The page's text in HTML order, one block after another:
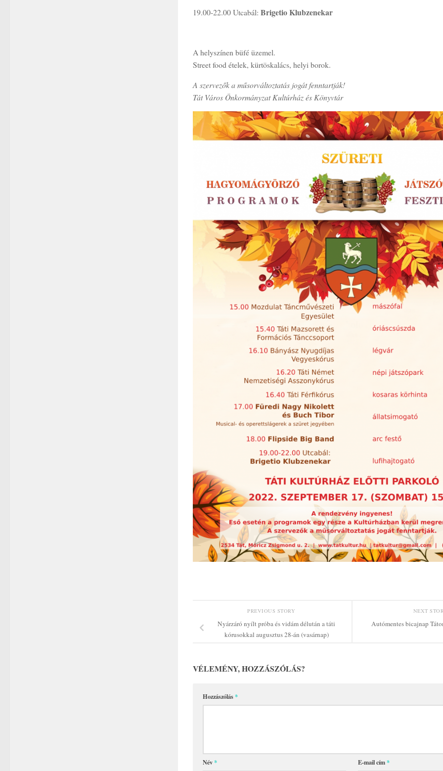
19.00-22.00 Utcabál: Brigetio Klubzenekar
A helyszínen büfé üzemel.
Street food ételek, kürtöskalács, helyi borok.
A szervezők a műsorváltoztatás jogát fenntartják!
Tát Város Önkormányzat Kultúrház és Könyvtár
NEXT
Autómentes bicajnap
PREVIOUS STORY
Nyárzáró nyílt próba és vidám délután a táti
kórusokkal augusztus 28-án (vasárnap)
VÉLEMÉNY, HOZZÁSZÓLÁS?
Hozzászólás*
Név* E-mail cím*